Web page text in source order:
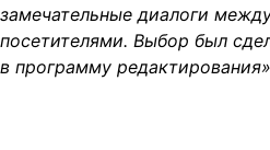
замечательные диалоги
посетителями. Выбор был
в программу